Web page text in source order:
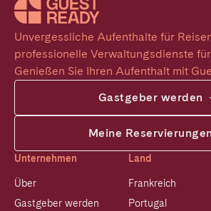
Unvergessliche Aufenthalte für
professionelle Verwaltungsdienste
Genießen Sie Ihren Aufenthalt mit
Gastgeber werden
Meine Reservierungen
Unternehmen
Über
Gastgeber werden
Land
Frankreich
Portugal